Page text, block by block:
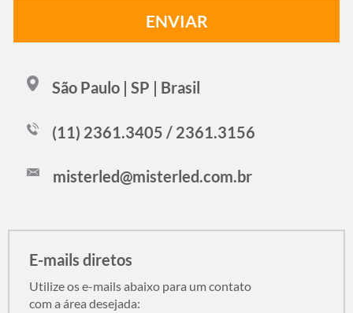
São Paulo | SP | Brasil
(11) 2361.3405 / 2361.3156
misterled@misterled.com.br
E-mails diretos
Utilize os e-mails abaixo para um contato
com a área desejada: